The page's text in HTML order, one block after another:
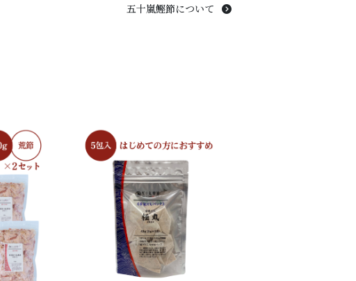
五十嵐鰹節について